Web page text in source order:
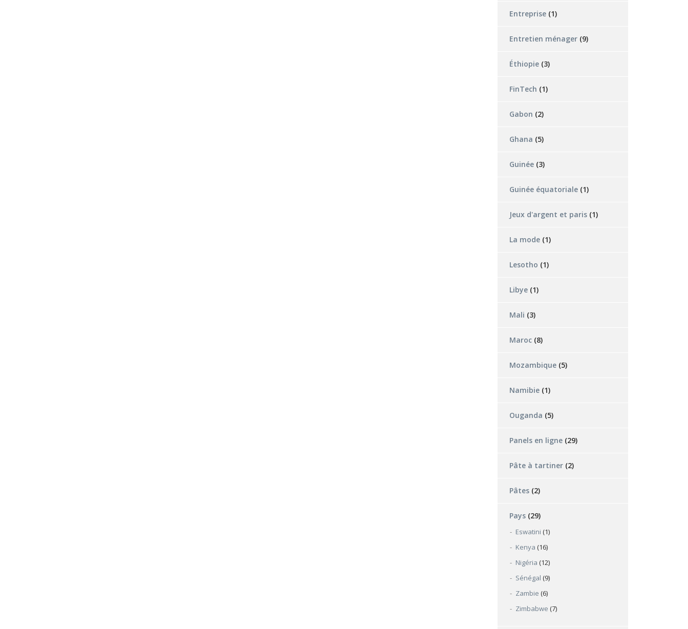
Entreprise (1)
Entretien ménager (9)
Éthiopie (3)
FinTech (1)
Gabon (2)
Ghana (5)
Guinée (3)
Guinée équatoriale (1)
Jeux d'argent et paris (1)
La mode (1)
Lesotho (1)
Libye (1)
Mali (3)
Maroc (8)
Mozambique (5)
Namibie (1)
Ouganda (5)
Panels en ligne (29)
Pâte à tartiner (2)
Pâtes (2)
Pays (29)
Eswatini (1)
Kenya (16)
Nigéria (12)
Sénégal (9)
Zambie (6)
Zimbabwe (7)